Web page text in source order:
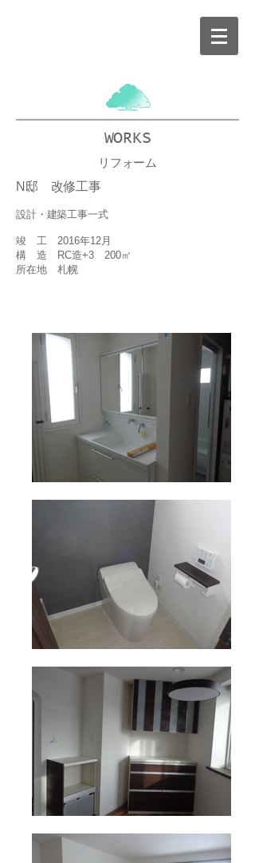
WORKS
リフォーム
N邸 改修工事
設計・建築工事一式
竣 工 2016年12月
構 造 RC造+3 200㎡
所在地 札幌